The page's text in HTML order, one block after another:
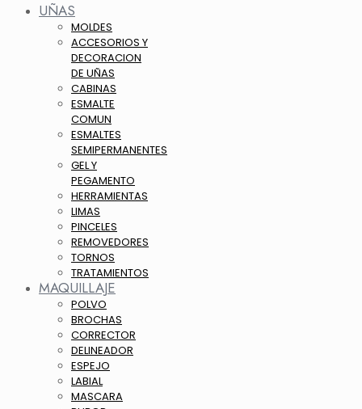
UÑAS
MOLDES
ACCESORIOS Y
DECORACION
DE UÑAS
CABINAS
ESMALTE
COMUN
ESMALTES
SEMIPERMANENTES
GEL Y
PEGAMENTO
HERRAMIENTAS
LIMAS
PINCELES
REMOVEDORES
TORNOS
TRATAMIENTOS
MAQUILLAJE
POLVO
BROCHAS
CORRECTOR
DELINEADOR
ESPEJO
LABIAL
MASCARA